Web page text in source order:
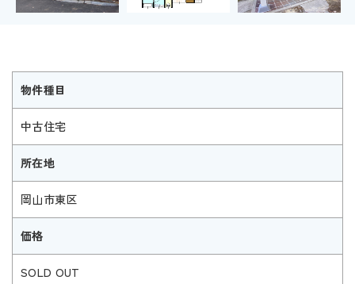
物件種目
中古住宅
所在地
岡山市東区
価格
SOLD OUT